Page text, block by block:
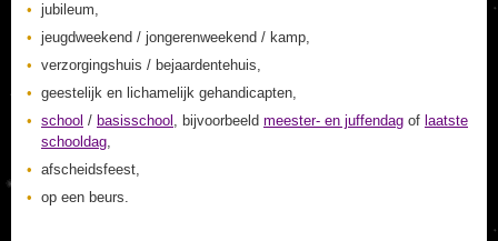
jubileum,
jeugdweekend / jongerenweekend / kamp,
verzorgingshuis / bejaardentehuis,
geestelijk en lichamelijk gehandicapten,
school / basisschool , bijvoorbeeld meester- en juffendag of laatste
schooldag,
afscheidsfeest,
op een beurs.